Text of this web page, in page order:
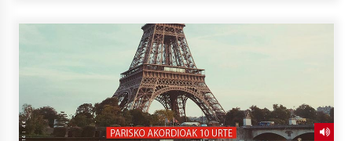
MUSIBLA #297: Bide, Boards Of Canada, Somak,
Tiga, Twisted Teens, Underscores, Habia
2026/07/02